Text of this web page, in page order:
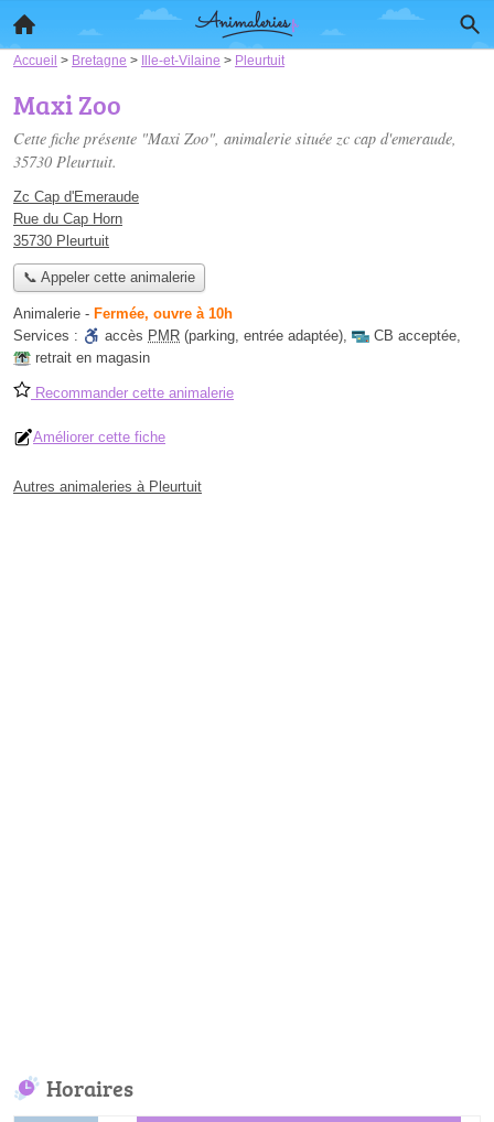
Accueil > Bretagne > Ille-et-Vilaine > Pleurtuit
Maxi Zoo
Cette fiche présente "Maxi Zoo", animalerie située zc cap d'emeraude,
35730 Pleurtuit.
Zc Cap d'Emeraude
Rue du Cap Horn
35730 Pleurtuit
📞 Appeler cette animalerie
Animalerie - Fermée, ouvre à 10h
Services :
accès PMR (parking, entrée adaptée), CB acceptée,
retrait en magasin
Recommander cette animalerie
Améliorer cette fiche
Autres animaleries à Pleurtuit
Horaires